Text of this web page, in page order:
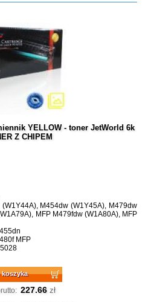
YELLOW - toner JetWorld 6k
Z CHIPEM
M454dw (W1Y45A), M479dw
MFP M479fdw (W1A80A), MFP
MFP
koszyka
227.66 zł